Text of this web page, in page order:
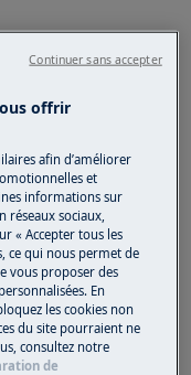
et des
ou la réparation
sur
correctement
plateau à
deux paniers
sortis
offrir
afin d’améliorer
et
informations sur
réseaux sociaux,
« Accepter tous les
ce qui nous permet de
vous proposer des
En
les cookies non
du site pourraient ne
consultez notre
de
Continuer sans accepter